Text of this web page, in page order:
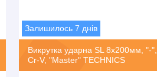
Залишилось 7 днів
Викрутка ударна SL 8х200мм, "-",
Cr-V, "Master" TECHNICS